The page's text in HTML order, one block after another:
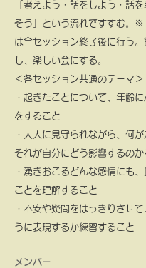
「考えよう・話をしよう・話
そう」という流れですすむ。
※
は全セッション終了後に行う
し、楽しい会にする。
＜各セッション共通のテーマ＞
・起きたことについて、年齢
をすること
・大人に見守られながら、何が
それが自分にどう影響するの
・湧きおこるどんな感情にも
ことを理解すること
・不安や疑問をはっきりさせ
うに表現するか練習すること
メンバー​